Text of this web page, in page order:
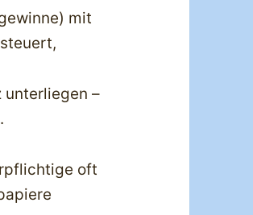
mit
unterliegen –
oft